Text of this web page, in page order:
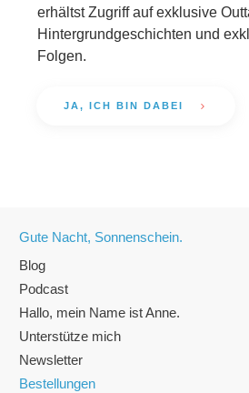
erhältst Zugriff auf exklusive
Hintergrundgeschichten und
Folgen.
JA, ICH BIN DABEI
Gute Nacht, Sonnenschein.
Blog
Podcast
Hallo, mein Name ist Anne.
Unterstütze mich
Newsletter
Bestellungen